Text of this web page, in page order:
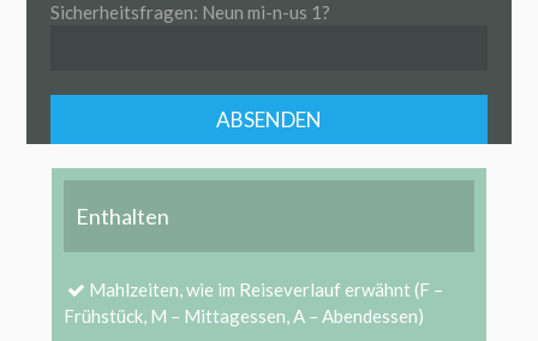
Sicherheitsfragen: Neun mi-n-us 1?
Enthalten
Mahlzeiten, wie im Reiseverlauf erwähnt (F –
Frühstück, M – Mittagessen, A – Abendessen)